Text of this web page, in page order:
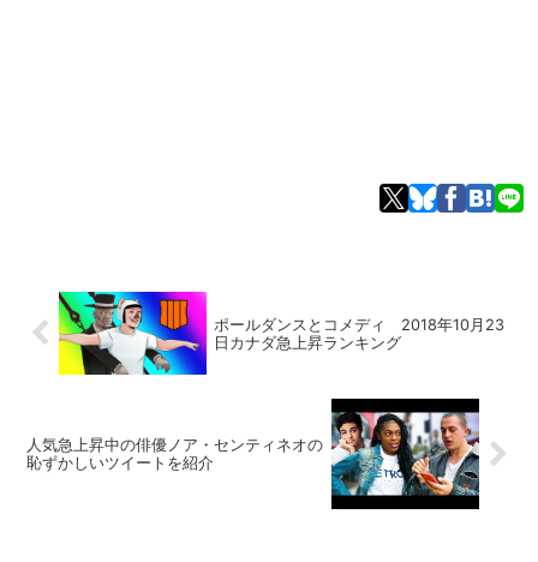
ポールダンスとコメディ 2018年10月23
日カナダ急上昇ランキング
人気急上昇中の俳優ノア・センティネオの
恥ずかしいツイートを紹介